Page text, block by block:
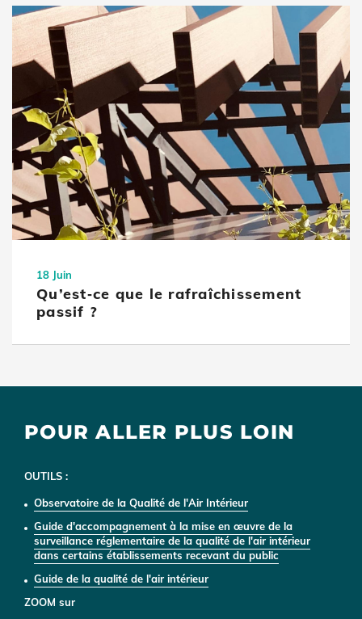
18 Juin
Qu’est‑ce que le rafraîchissement
passif ?
POUR ALLER PLUS LOIN
OUTILS :
Observatoire de la Qualité de l'Air Intérieur
Guide d'accompagnement à la mise en œuvre de la
surveillance réglementaire de la qualité de l'air intérieur
dans certains établissements recevant du public
Guide de la qualité de l'air intérieur
ZOOM sur